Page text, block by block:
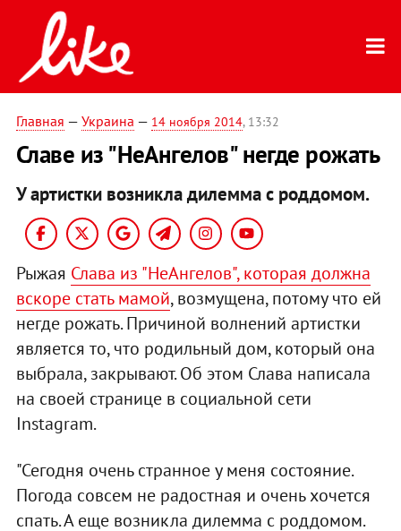
Главная — Украина — 14 ноября 2014, 13:32
Славе из "НеАнгелов" негде рожать
У артистки возникла дилемма с роддомом.
Рыжая Слава из "НеАнгелов", которая должна
вскоре стать мамой, возмущена, потому что ей
негде рожать. Причиной волнений артистки
является то, что родильный дом, который она
выбрала, закрывают. Об этом Слава написала
на своей странице в социальной сети
Instagram.
"Сегодня очень странное у меня состояние.
Погода совсем не радостная и очень хочется
спать. А еще возникла дилемма с роддомом.